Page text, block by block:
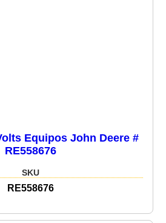
Equipos John Deere #
RE558676
SKU
RE558676